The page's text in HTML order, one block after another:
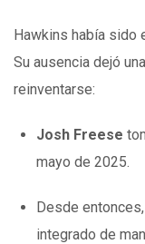
Hawkins había sido
Su ausencia dejó
reinventarse:
Josh Freese
mayo de 2025.
Desde entonces,
integrado de